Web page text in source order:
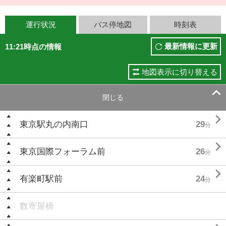
運行状況 バス停地図 時刻表
11:21時点の情報 最新情報に更新
地図表示に切り替える
閉じる 
東京駅丸の内南口 29分 
東京国際フォーラム前 26分 
有楽町駅前 24分 
数寄屋橋